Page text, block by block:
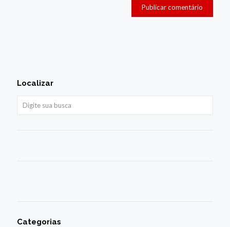
Localizar
Categorias